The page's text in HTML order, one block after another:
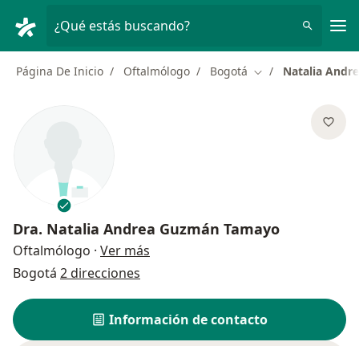
¿Qué estás buscando?
Página De Inicio Oftalmólogo Bogotá Cambiar de ciudad
Natalia
Dra. Natalia Andrea Guzmán Tamayo
Oftalmólogo · Ver más
Bogotá 2 direcciones
Información de contacto